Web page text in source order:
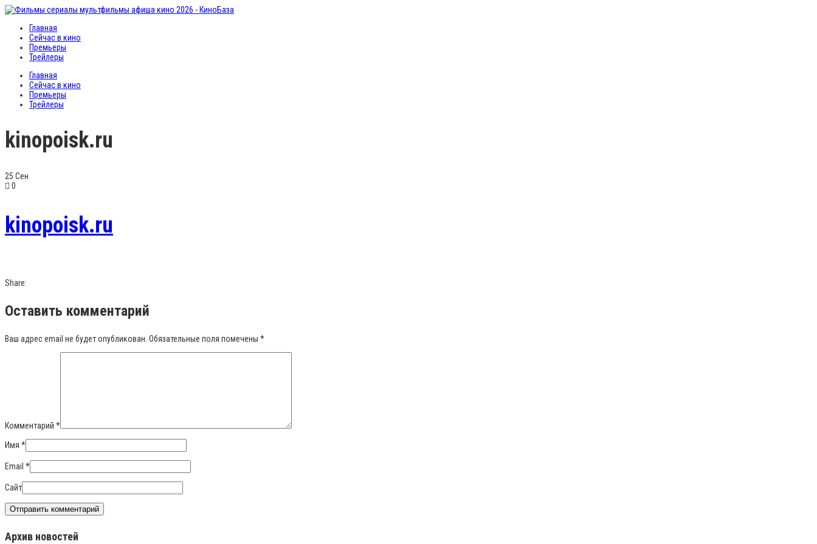
Главная
Сейчас в кино
Премьеры
Трейлеры
Главная
Сейчас в кино
Премьеры
Трейлеры
kinopoisk.ru
25 Сен
0
kinopoisk.ru
Share:
Оставить комментарий
Ваш адрес email не будет опубликован. Обязательные поля помечены *
Комментарий *
Имя *
Email *
Сайт
Архив новостей